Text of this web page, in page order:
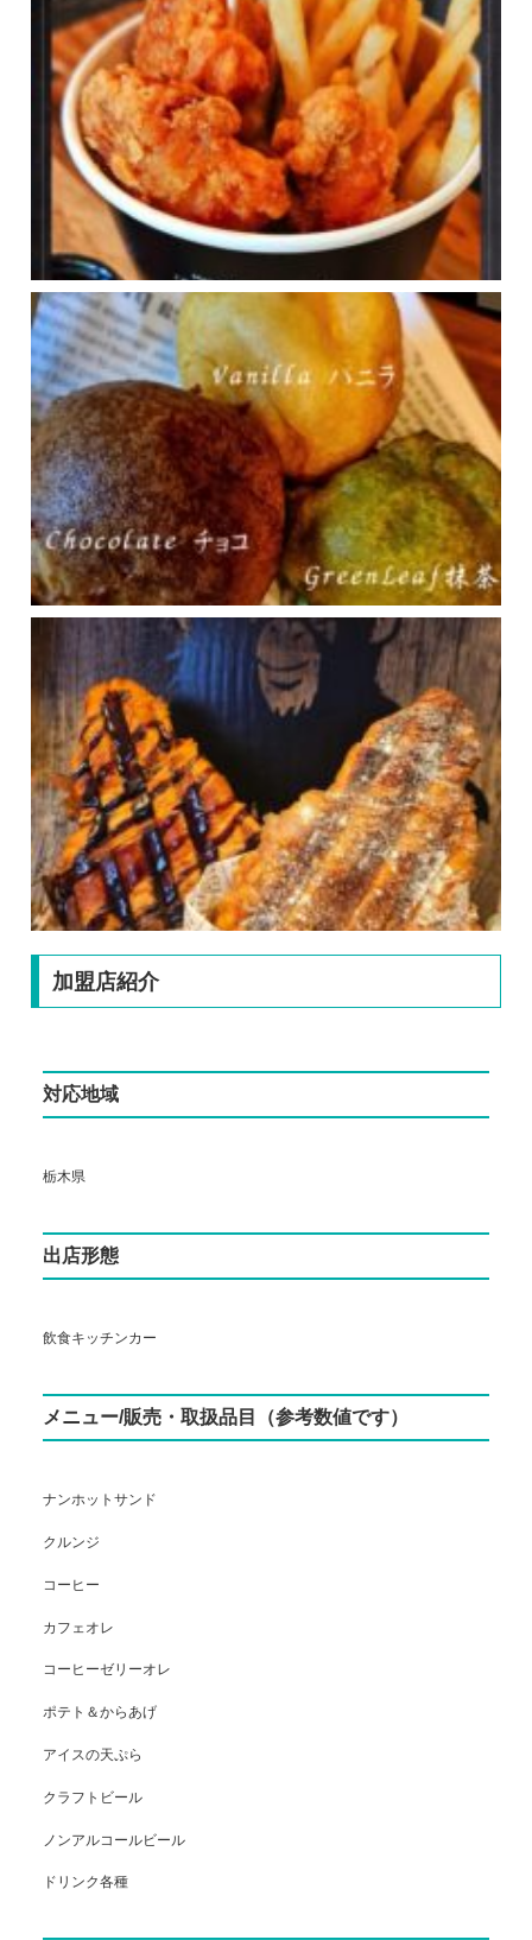
加盟店紹介
対応地域
栃木県
出店形態
飲食キッチンカー
メニュー/販売・取扱品目（参考数値です）
ナンホットサンド
クルンジ
コーヒー
カフェオレ
コーヒーゼリーオレ
ポテト＆からあげ
アイスの天ぷら
クラフトビール
ノンアルコールビール
ドリンク各種